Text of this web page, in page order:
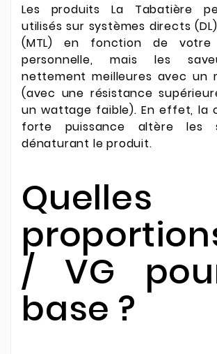
Les produits La Tabatière
utilisés sur systèmes directs
(MTL) en fonction de votre
personnelle, mais les
nettement meilleures avec un
(avec une résistance
un wattage faible). En effet, la
forte puissance altère les
dénaturant le produit.
Quelles
/ VG
base ?